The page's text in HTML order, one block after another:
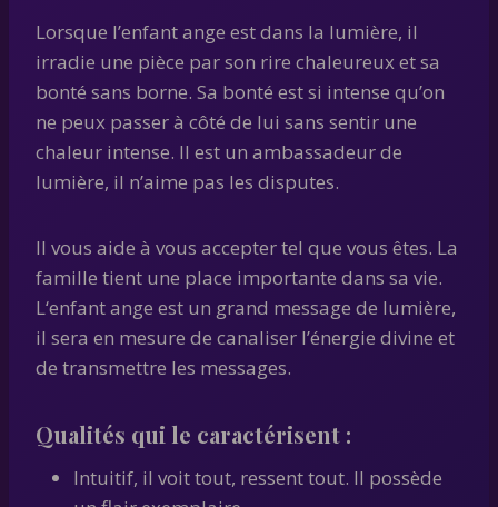
Lorsque l’enfant ange est dans la lumière, il
irradie une pièce par son rire chaleureux et sa
bonté sans borne. Sa bonté est si intense qu’on
ne peux passer à côté de lui sans sentir une
chaleur intense. Il est un ambassadeur de
lumière, il n’aime pas les disputes.
Il vous aide à vous accepter tel que vous êtes. La
famille tient une place importante dans sa vie.
L‘enfant ange est un grand message de lumière,
il sera en mesure de canaliser l’énergie divine et
de transmettre les messages.
Qualités qui le caractérisent :
Intuitif, il voit tout, ressent tout. Il possède